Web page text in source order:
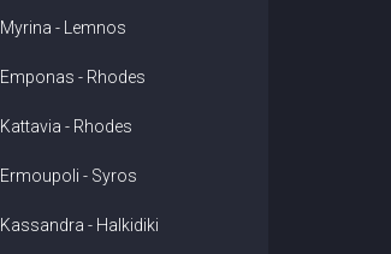
Myrina - Lemnos
Emponas - Rhodes
Kattavia - Rhodes
Ermoupoli - Syros
Kassandra - Halkidiki